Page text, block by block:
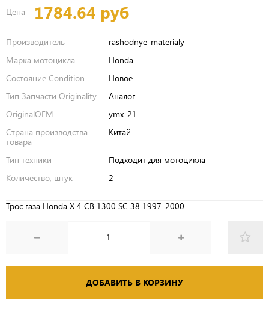
Цена 1784.64 руб
Производитель
rashodnye-materialy
Марка мотоцикла
Honda
Состояние Condition
Новое
Тип Запчасти Originality
Аналог
OriginalOEM
ymx-21
Страна производства
товара
Китай
Тип техники
Подходит для мотоцикла
Количество, штук
2
Трос газа Honda X 4 CB 1300 SC 38 1997-2000
ДОБАВИТЬ В КОРЗИНУ